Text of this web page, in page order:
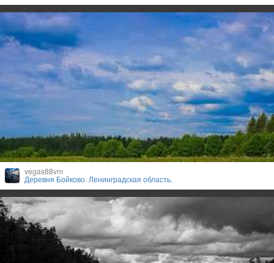
vegas88vm
Деревня Бойково. Ленинградская область.